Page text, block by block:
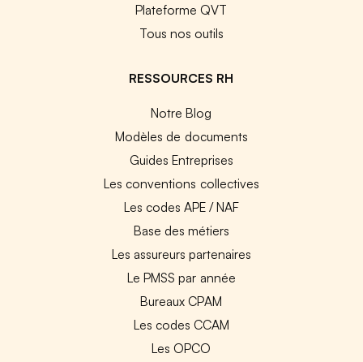
Plateforme QVT
Tous nos outils
RESSOURCES RH
Notre Blog
Modèles de documents
Guides Entreprises
Les conventions collectives
Les codes APE / NAF
Base des métiers
Les assureurs partenaires
Le PMSS par année
Bureaux CPAM
Les codes CCAM
Les OPCO